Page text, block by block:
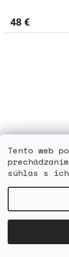
Tento web
súhlas s
48 €